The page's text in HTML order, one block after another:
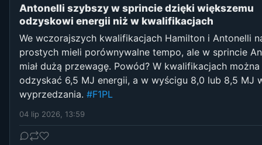
Antonelli szybszy w sprincie dzięki większemu
odzyskowi energii niż w kwalifikacjach
We wczorajszych kwalifikacjach Hamilton i Antonelli
prostych mieli porównywalne tempo, ale w sprincie
miał dużą przewagę. Powód? W kwalifikacjach można
odzyskać 6,5 MJ energii, a w wyścigu 8,0 lub 8,5 MJ
wyprzedzania. #F1PL
04 lip 2026, 13:59